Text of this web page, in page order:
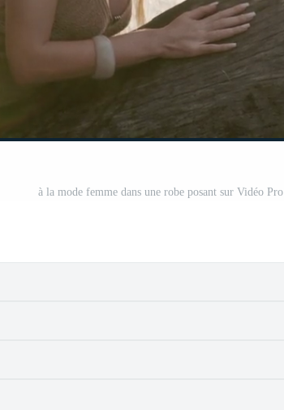
à la mode femme dans une robe posant sur Vidéo Pro